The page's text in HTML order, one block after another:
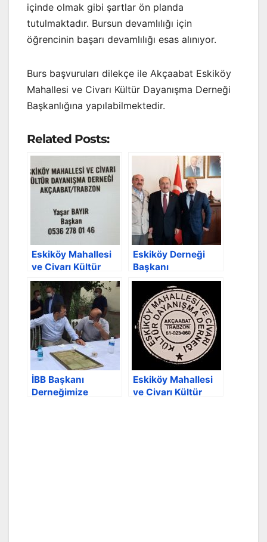
içinde olmak gibi şartlar ön planda
tutulmaktadır. Bursun devamlılığı için
öğrencinin başarı devamlılığı esas alınıyor.
Burs başvuruları dilekçe ile Akçaabat Eskiköy
Mahallesi ve Civarı Kültür Dayanışma Derneği
Başkanlığına yapılabilmektedir.
Related Posts:
Eskiköy Mahallesi
ve Civarı Kültür
Dayanışma Derneği
Yönetim Kurulu
Eskiköy Derneği
Başkanı
GÜMRÜKÇÜOĞLU’n
u makamında
ziyaret etti
İBB Başkanı
Derneğimize
Eskiköy Mahallesi
ve Civarı Kültür